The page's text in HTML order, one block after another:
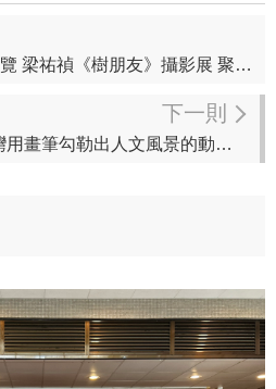
新莊文藝中心6月強檔展覽 梁祐禎《樹朋友》攝影展 聚焦城市中的自然身影
下一則
簡文仁油畫個展 走遍臺灣用畫筆勾勒出人文風景的動人篇章